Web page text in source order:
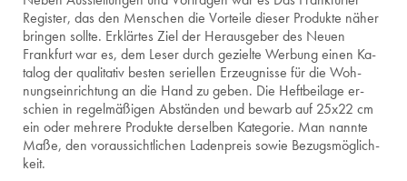
Re­gis­ter, das den Men­schen die Vor­tei­le die­ser Pro­duk­te näher
brin­gen soll­te. Er­klär­tes Ziel der Her­aus­ge­ber des Neuen
Frank­furt war es, dem Leser durch ge­ziel­te Wer­bung einen Ka­
ta­log der qua­li­ta­tiv bes­ten se­ri­el­len Er­zeug­nis­se für die Woh­
nungs­ein­rich­tung an die Hand zu geben. Die Heft­bei­la­ge er­
schien in re­gel­mä­ßi­gen Ab­stän­den und be­warb auf 25x22 cm
ein oder meh­re­re Pro­duk­te der­sel­ben Ka­te­go­rie. Man nann­te
Maße, den vor­aus­sicht­li­chen La­den­preis sowie Be­zugs­mög­lich­
keit.